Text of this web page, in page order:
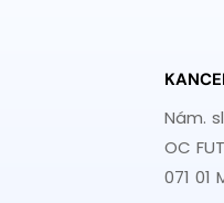
Nám.
OC
071 01